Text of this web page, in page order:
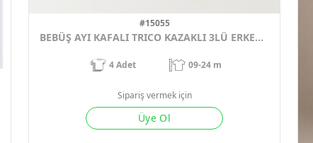
#15055
BEBÜŞ AYI KAFALI TRICO KAZAKLI 3LÜ ERKEK BEBE TAKIM
4Adet 09-24 m
Sipariş vermek için
Üye Ol